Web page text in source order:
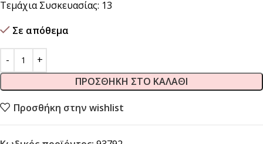
Τεμάχια Συσκευασίας: 13
Σε απόθεμα
ΠΡΟΣΘΉΚΗ ΣΤΟ ΚΑΛΆΘΙ
Προσθήκη στην wishlist